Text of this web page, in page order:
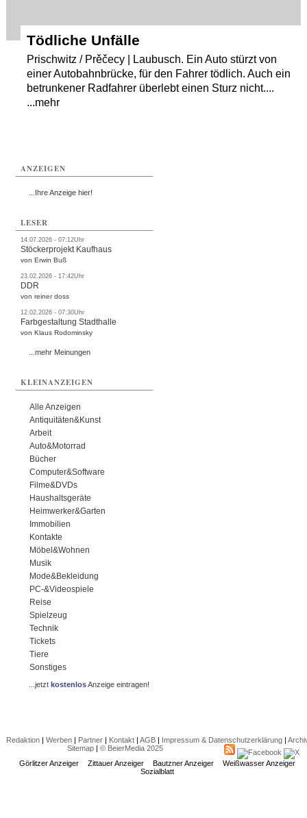
Tödliche Unfälle
Prischwitz / Prěčecy | Laubusch. Ein Auto stürzt von
einer Autobahnbrücke, für den Fahrer tödlich. Auch ein
betrunkener Radfahrer überlebt einen Sturz nicht....
...mehr
ANZEIGEN
...Ihre Anzeige hier!
LESER
14.07.2026 - 07:12Uhr
Stöckerprojekt Kaufhaus
von Erwin Buß
23.02.2026 - 17:42Uhr
DDR
von reiner doss
12.02.2026 - 07:30Uhr
Farbgestaltung Stadthalle
von Klaus Rodominsky
...mehr Meinungen
KLEINANZEIGEN
Alle Anzeigen
Antiquitäten&Kunst
Arbeit
Auto&Motorrad
Bücher
Computer&Software
Filme&DVDs
Haushaltsgeräte
Heimwerker&Garten
Immobilien
Kontakte
Möbel&Wohnen
Musik
Mode&Bekleidung
PC-&Videospiele
Reise
Spielzeug
Technik
Tickets
Tiere
Sonstiges
...jetztkostenlosAnzeige eintragen!
Redaktion| Werben| Partner| Kontakt| AGB| Impressum & Datenschutzerklärung|
Sitemap| © BeierMedia 2025
Görlitzer Anzeiger
Zittauer Anzeiger Bautzner Anzeiger
Weißwasser Anzeiger
Sozialblatt